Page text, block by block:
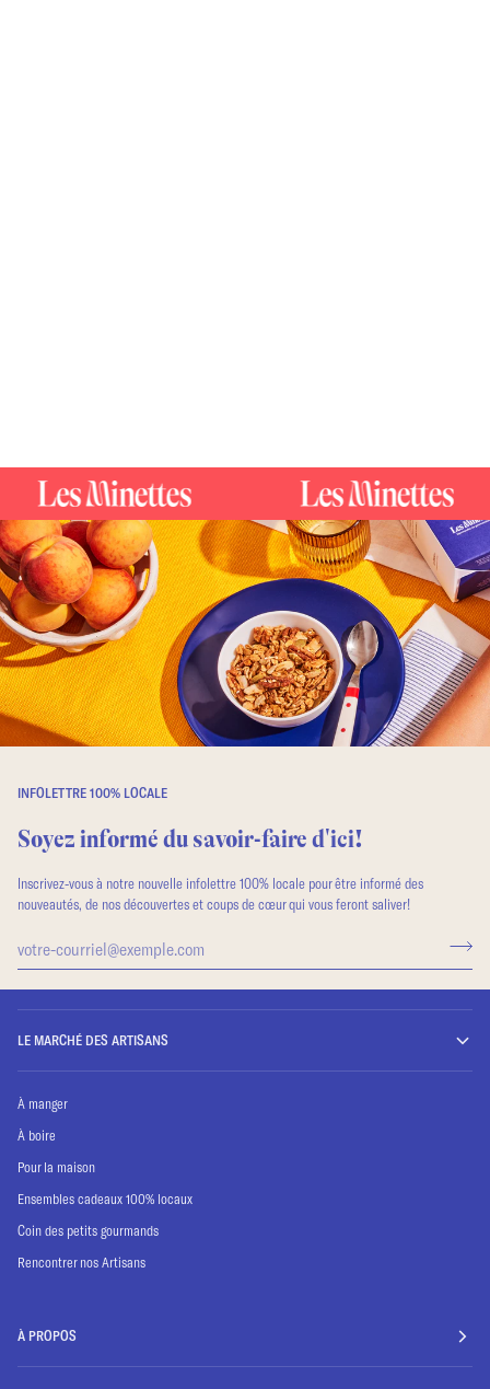
INFOLETTRE 100% LOCALE
Soyez informé du savoir-faire d'ici!
Inscrivez-vous à notre nouvelle infolettre 100% locale pour être informé des
nouveautés, de nos découvertes et coups de cœur qui vous feront saliver!
LE MARCHÉ DES ARTISANS
À manger
À boire
Pour la maison
Ensembles cadeaux 100% locaux
Coin des petits gourmands
Rencontrer nos Artisans
À PROPOS